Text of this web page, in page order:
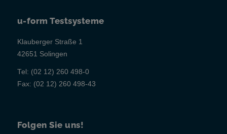
u-form Testsysteme
Klauberger Straße 1
42651 Solingen
Tel: (02 12) 260 498-0
Fax: (02 12) 260 498-43
Folgen Sie uns!